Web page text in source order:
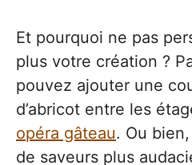
Et pourquoi ne pas
plus votre création ?
pouvez ajouter une
d’abricot entre les
opéra gâteau. Ou
de saveurs plus